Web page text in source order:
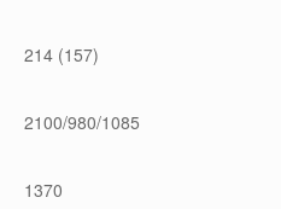
214 (157)
2100/980/1085
1370